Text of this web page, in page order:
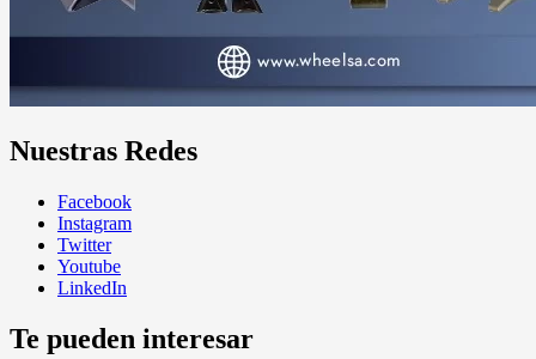
Nuestras Redes
Facebook
Instagram
Twitter
Youtube
LinkedIn
Te pueden interesar